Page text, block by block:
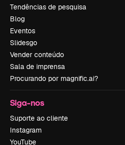
Tendências de pesquisa
Blog
Eventos
Slidesgo
Vender conteúdo
Sala de imprensa
Procurando por magnific.ai?
Siga-nos
Suporte ao cliente
Instagram
YouTube